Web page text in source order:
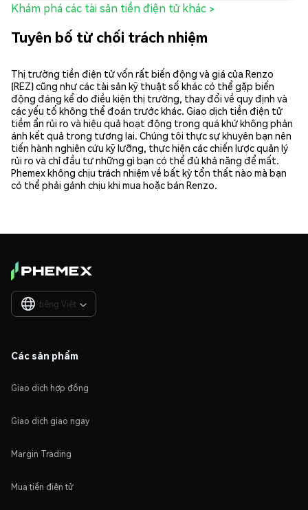
Khám phá các tài sản tiền điện tử khác >
Tuyên bố từ chối trách nhiệm
Thị trường tiền điện tử vốn rất biến động và giá của Renzo
(REZ) cũng như các tài sản kỹ thuật số khác có thể gặp biến
động đáng kể do điều kiện thị trường, thay đổi về quy định và
các yếu tố không thể đoán trước khác. Giao dịch tiền điện tử
tiềm ẩn rủi ro và hiệu quả hoạt động trong quá khứ không phản
ánh kết quả trong tương lai. Chúng tôi thực sự khuyên bạn nên
tiến hành nghiên cứu kỹ lưỡng, thực hiện các chiến lược quản lý
rủi ro và chỉ đầu tư những gì bạn có thể đủ khả năng để mất.
Phemex không chịu trách nhiệm về bất kỳ tổn thất nào mà bạn
có thể phải gánh chịu khi mua hoặc bán Renzo.
tiếng Việt 
Các sản phẩm
Giao dịch hợp đồng
Giao dịch giao ngay
Margin Trading
Mua tiền điện tử